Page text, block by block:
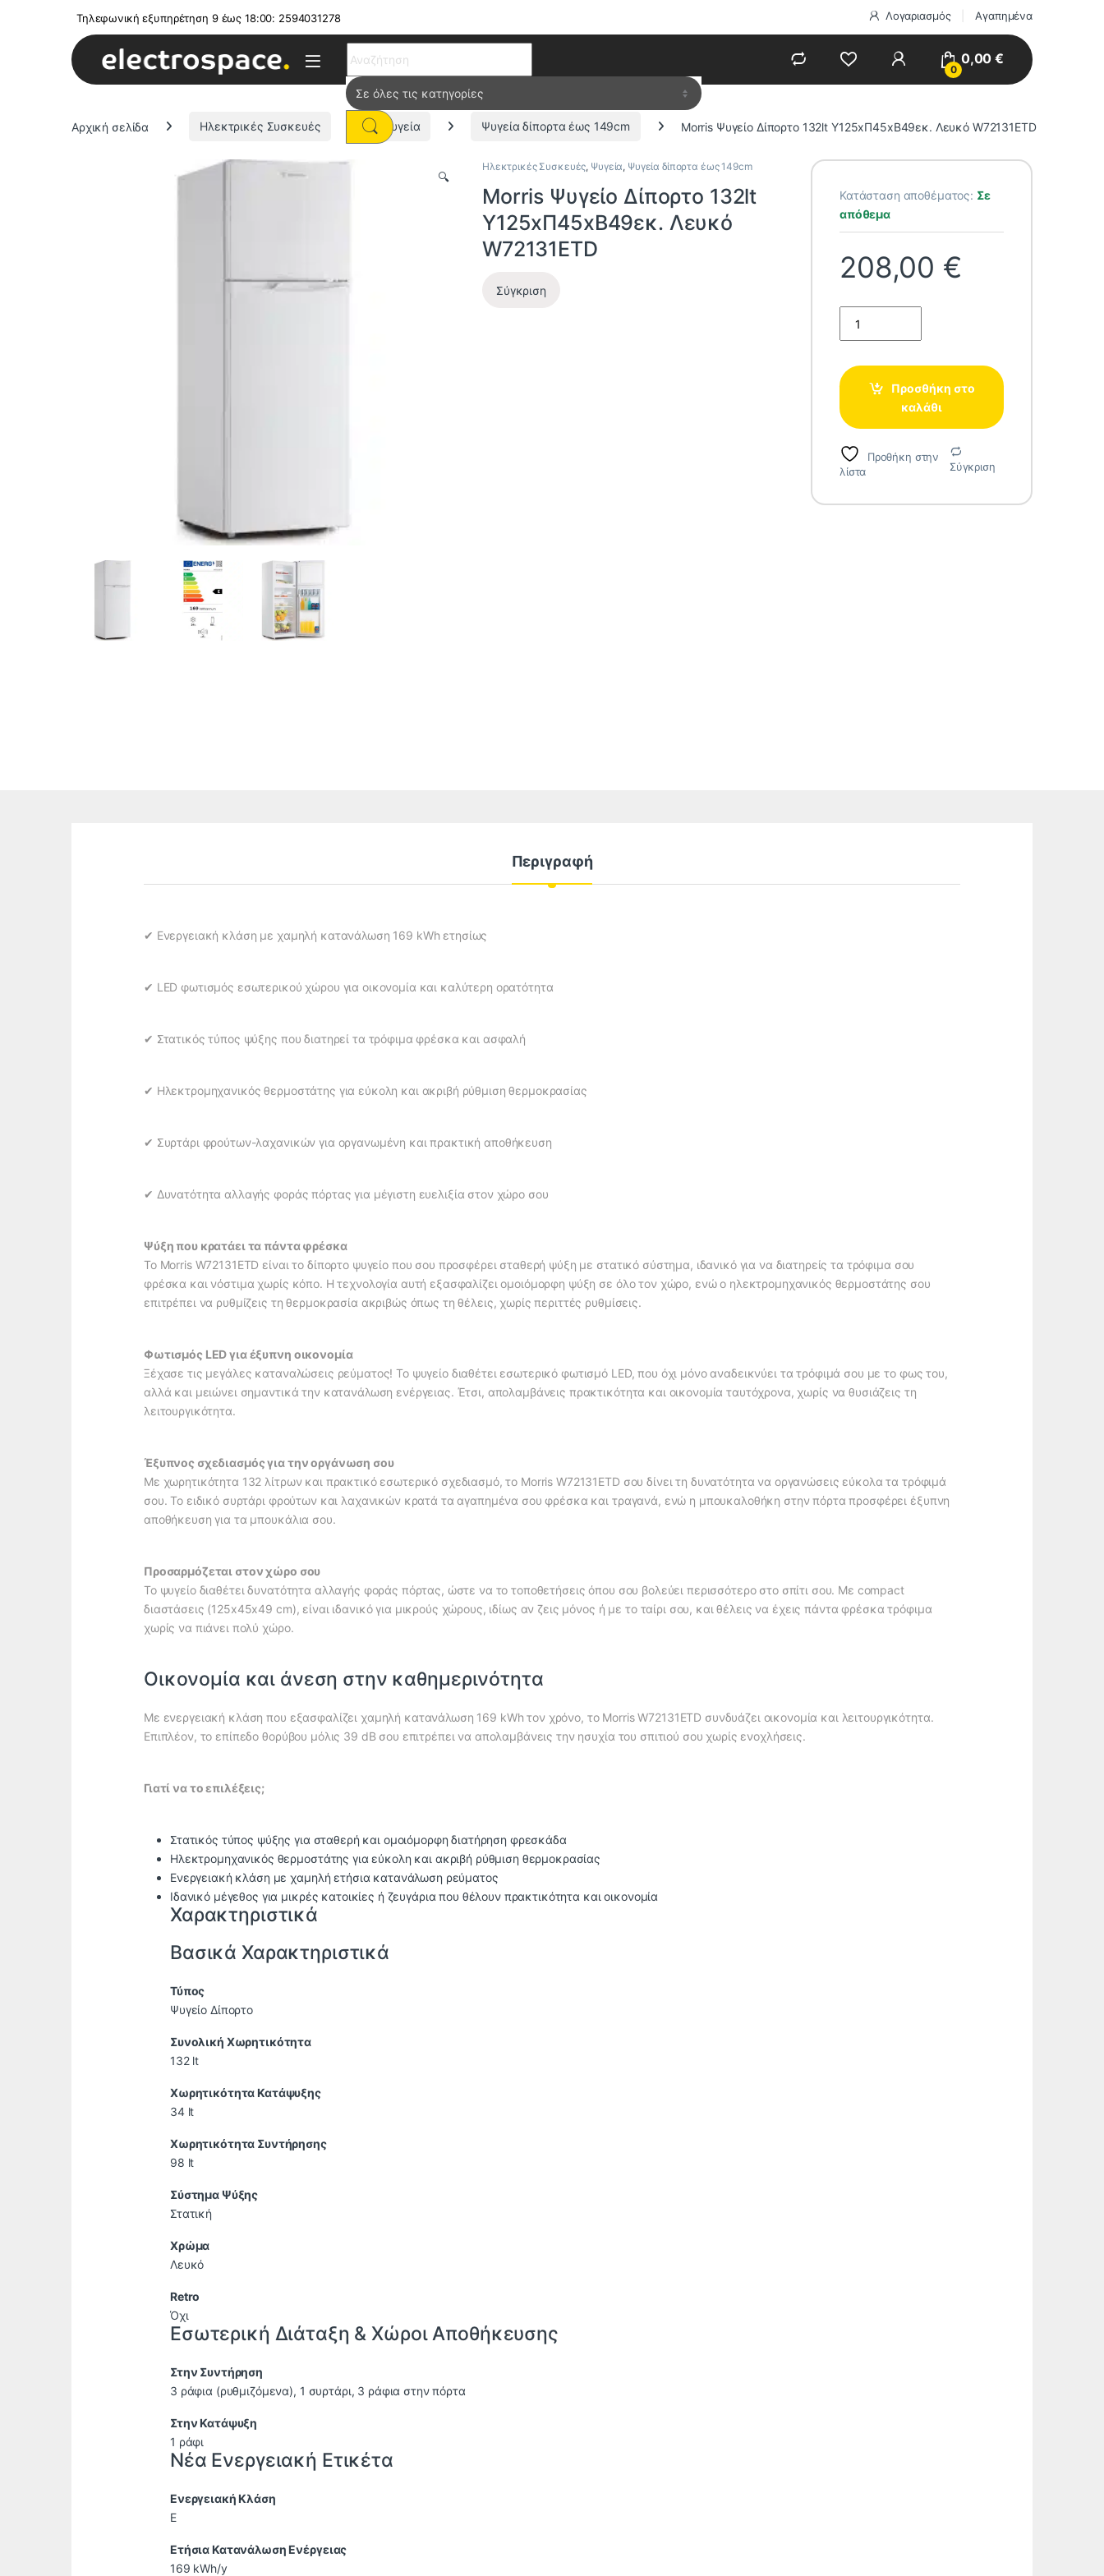
Τηλεφωνική εξυπηρέτηση 9 έως 18:00: 2594031278 Λογαριασμός Αγαπημένα
0
0,00€
Αρχική σελίδα Ηλεκτρικές Συσκευές Ψυγεία Ψυγεία δίπορτα έως 149cm Morris Ψυγείο Δίπορτο 132lt Υ125xΠ45xΒ49εκ. Λευκό W72131ETD
🔍
Ηλεκτρικές Συσκευές, Ψυγεία, Ψυγεία δίπορτα έως 149cm
Morris Ψυγείο Δίπορτο 132lt
Υ125xΠ45xΒ49εκ. Λευκό
W72131ETD
Σύγκριση
Κατάσταση αποθέματος: Σε
απόθεμα
208,00 €
Προσθήκη στο
καλάθι
Προθήκη στην
λίστα
Σύγκριση
Περιγραφή
✔ Ενεργειακή κλάση με χαμηλή κατανάλωση 169 kWh ετησίως
✔ LED φωτισμός εσωτερικού χώρου για οικονομία και καλύτερη ορατότητα
✔ Στατικός τύπος ψύξης που διατηρεί τα τρόφιμα φρέσκα και ασφαλή
✔ Ηλεκτρομηχανικός θερμοστάτης για εύκολη και ακριβή ρύθμιση θερμοκρασίας
✔ Συρτάρι φρούτων-λαχανικών για οργανωμένη και πρακτική αποθήκευση
✔ Δυνατότητα αλλαγής φοράς πόρτας για μέγιστη ευελιξία στον χώρο σου
Ψύξη που κρατάει τα πάντα φρέσκα
Το Morris W72131ETD είναι το δίπορτο ψυγείο που σου προσφέρει σταθερή ψύξη με στατικό σύστημα, ιδανικό για να διατηρείς τα τρόφιμα σου
φρέσκα και νόστιμα χωρίς κόπο. Η τεχνολογία αυτή εξασφαλίζει ομοιόμορφη ψύξη σε όλο τον χώρο, ενώ ο ηλεκτρομηχανικός θερμοστάτης σου
επιτρέπει να ρυθμίζεις τη θερμοκρασία ακριβώς όπως τη θέλεις, χωρίς περιττές ρυθμίσεις.
Φωτισμός LED για έξυπνη οικονομία
Ξέχασε τις μεγάλες καταναλώσεις ρεύματος! Το ψυγείο διαθέτει εσωτερικό φωτισμό LED, που όχι μόνο αναδεικνύει τα τρόφιμά σου με το φως του,
αλλά και μειώνει σημαντικά την κατανάλωση ενέργειας. Έτσι, απολαμβάνεις πρακτικότητα και οικονομία ταυτόχρονα, χωρίς να θυσιάζεις τη
λειτουργικότητα.
Έξυπνος σχεδιασμός για την οργάνωση σου
Με χωρητικότητα 132 λίτρων και πρακτικό εσωτερικό σχεδιασμό, το Morris W72131ETD σου δίνει τη δυνατότητα να οργανώσεις εύκολα τα τρόφιμά
σου. Το ειδικό συρτάρι φρούτων και λαχανικών κρατά τα αγαπημένα σου φρέσκα και τραγανά, ενώ η μπουκαλοθήκη στην πόρτα προσφέρει έξυπνη
αποθήκευση για τα μπουκάλια σου.
Προσαρμόζεται στον χώρο σου
Το ψυγείο διαθέτει δυνατότητα αλλαγής φοράς πόρτας, ώστε να το τοποθετήσεις όπου σου βολεύει περισσότερο στο σπίτι σου. Με compact
διαστάσεις (125x45x49 cm), είναι ιδανικό για μικρούς χώρους, ιδίως αν ζεις μόνος ή με το ταίρι σου, και θέλεις να έχεις πάντα φρέσκα τρόφιμα
χωρίς να πιάνει πολύ χώρο.
Οικονομία και άνεση στην καθημερινότητα
Με ενεργειακή κλάση που εξασφαλίζει χαμηλή κατανάλωση 169 kWh τον χρόνο, το Morris W72131ETD συνδυάζει οικονομία και λειτουργικότητα.
Επιπλέον, το επίπεδο θορύβου μόλις 39 dB σου επιτρέπει να απολαμβάνεις την ησυχία του σπιτιού σου χωρίς ενοχλήσεις.
Γιατί να το επιλέξεις;
Στατικός τύπος ψύξης για σταθερή και ομοιόμορφη διατήρηση φρεσκάδα
Ηλεκτρομηχανικός θερμοστάτης για εύκολη και ακριβή ρύθμιση θερμοκρασίας
Ενεργειακή κλάση με χαμηλή ετήσια κατανάλωση ρεύματος
Ιδανικό μέγεθος για μικρές κατοικίες ή ζευγάρια που θέλουν πρακτικότητα και οικονομία
Χαρακτηριστικά
Βασικά Χαρακτηριστικά
Τύπος
Ψυγείο Δίπορτο
Συνολική Χωρητικότητα
132 lt
Χωρητικότητα Κατάψυξης
34 lt
Χωρητικότητα Συντήρησης
98 lt
Σύστημα Ψύξης
Στατική
Χρώμα
Λευκό
Retro
Όχι
Εσωτερική Διάταξη & Χώροι Αποθήκευσης
Στην Συντήρηση
3 ράφια (ρυθμιζόμενα), 1 συρτάρι, 3 ράφια στην πόρτα
Στην Κατάψυξη
1 ράφι
Νέα Ενεργειακή Ετικέτα
Ενεργειακή Κλάση
E
Ετήσια Κατανάλωση Ενέργειας
169 kWh/y